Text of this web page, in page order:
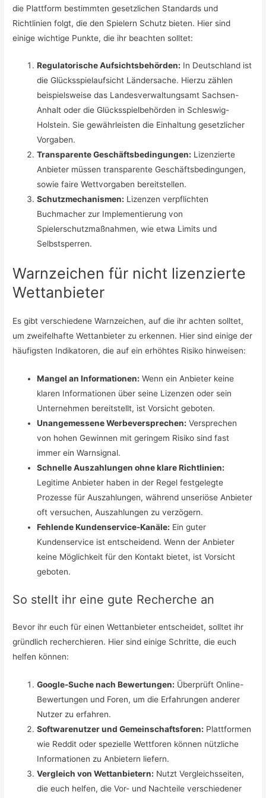
die Plattform bestimmten gesetzlichen Standards und
Richtlinien folgt, die den Spielern Schutz bieten. Hier sind
einige wichtige Punkte, die ihr beachten solltet:
Regulatorische Aufsichtsbehörden: In Deutschland ist
die Glücksspielaufsicht Ländersache. Hierzu zählen
beispielsweise das Landesverwaltungsamt Sachsen-
Anhalt oder die Glücksspielbehörden in Schleswig-
Holstein. Sie gewährleisten die Einhaltung gesetzlicher
Vorgaben.
Transparente Geschäftsbedingungen: Lizenzierte
Anbieter müssen transparente Geschäftsbedingungen,
sowie faire Wettvorgaben bereitstellen.
Schutzmechanismen: Lizenzen verpflichten
Buchmacher zur Implementierung von
Spielerschutzmaßnahmen, wie etwa Limits und
Selbstsperren.
Warnzeichen für nicht lizenzierte
Wettanbieter
Es gibt verschiedene Warnzeichen, auf die ihr achten solltet,
um zweifelhafte Wettanbieter zu erkennen. Hier sind einige der
häufigsten Indikatoren, die auf ein erhöhtes Risiko hinweisen:
Mangel an Informationen: Wenn ein Anbieter keine
klaren Informationen über seine Lizenzen oder sein
Unternehmen bereitstellt, ist Vorsicht geboten.
Unangemessene Werbeversprechen: Versprechen
von hohen Gewinnen mit geringem Risiko sind fast
immer ein Warnsignal.
Schnelle Auszahlungen ohne klare Richtlinien:
Legitime Anbieter haben in der Regel festgelegte
Prozesse für Auszahlungen, während unseriöse Anbieter
oft versuchen, Auszahlungen zu verzögern.
Fehlende Kundenservice-Kanäle: Ein guter
Kundenservice ist entscheidend. Wenn der Anbieter
keine Möglichkeit für den Kontakt bietet, ist Vorsicht
geboten.
So stellt ihr eine gute Recherche an
Bevor ihr euch für einen Wettanbieter entscheidet, solltet ihr
gründlich recherchieren. Hier sind einige Schritte, die euch
helfen können:
Google-Suche nach Bewertungen: Überprüft Online-
Bewertungen und Foren, um die Erfahrungen anderer
Nutzer zu erfahren.
Softwarenutzer und Gemeinschaftsforen: Plattformen
wie Reddit oder spezielle Wettforen können nützliche
Informationen zu Anbietern liefern.
Vergleich von Wettanbietern: Nutzt Vergleichsseiten,
die euch helfen, die Vor- und Nachteile verschiedener